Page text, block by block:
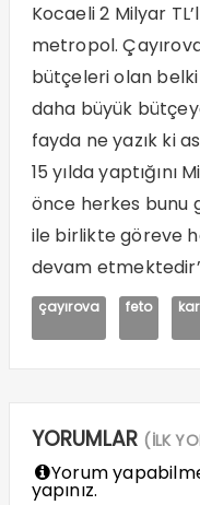
Kocaeli 2 Milyar
metropol.
bütçeleri olan
daha büyük
fayda ne yazık ki
15 yılda yaptığını
önce herkes bunu
ile birlikte göreve
devam
çayırova feto
YORUMLAR (İLK
Yorum
yapınız.